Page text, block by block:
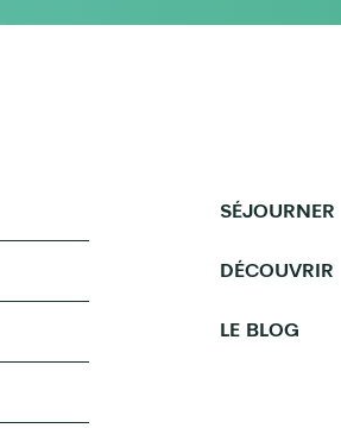
SÉJOURNER
DÉCOUVRIR
LE BLOG